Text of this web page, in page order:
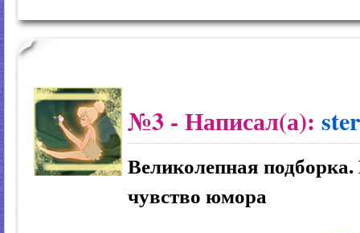
№3 - Написал(а):
Великолепная
чувство юмора